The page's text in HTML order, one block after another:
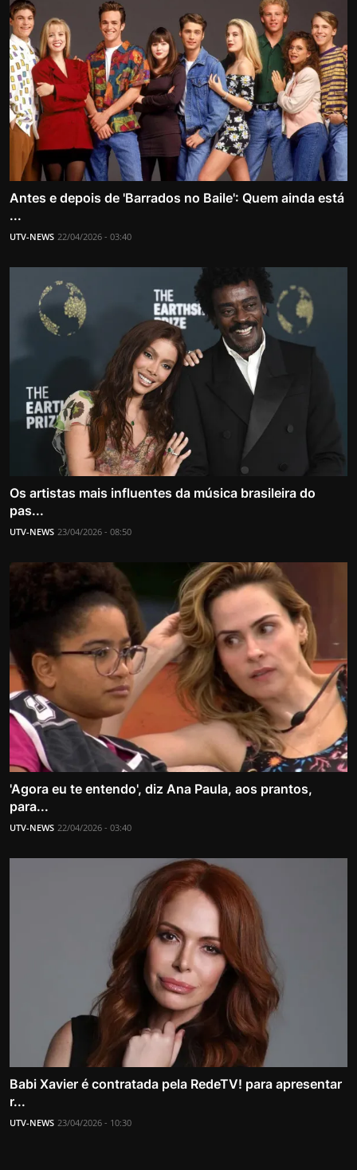
Antes e depois de 'Barrados no Baile': Quem ainda está
...
UTV-NEWS 22/04/2026 - 03:40
Os artistas mais influentes da música brasileira do
pas...
UTV-NEWS 23/04/2026 - 08:50
'Agora eu te entendo', diz Ana Paula, aos prantos,
para...
UTV-NEWS 22/04/2026 - 03:40
Babi Xavier é contratada pela RedeTV! para apresentar
r...
UTV-NEWS 23/04/2026 - 10:30